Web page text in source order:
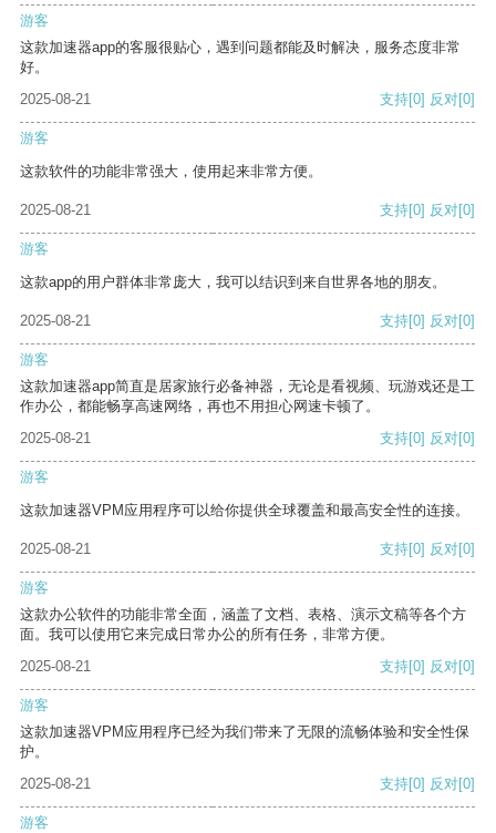
游客
这款加速器app的客服很贴心，遇到问题都能及时解决，服务态度非常
好。
2025-08-21
支持[0] 反对[0]
游客
这款软件的功能非常强大，使用起来非常方便。
2025-08-21 支持[0] 反对[0]
游客
这款app的用户群体非常庞大，我可以结识到来自世界各地的朋友。
2025-08-21 支持[0] 反对[0]
游客
这款加速器app简直是居家旅行必备神器，无论是看视频、玩游戏还是工
作办公，都能畅享高速网络，再也不用担心网速卡顿了。
2025-08-21
支持[0] 反对[0]
游客
这款加速器VPM应用程序可以给你提供全球覆盖和最高安全性的连接。
2025-08-21 支持[0] 反对[0]
游客
这款办公软件的功能非常全面，涵盖了文档、表格、演示文稿等各个方
面。我可以使用它来完成日常办公的所有任务，非常方便。
2025-08-21
支持[0] 反对[0]
游客
这款加速器VPM应用程序已经为我们带来了无限的流畅体验和安全性保
护。
2025-08-21
支持[0] 反对[0]
游客